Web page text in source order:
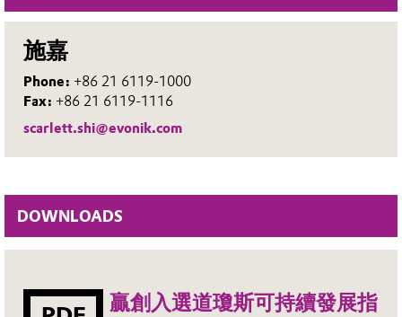
施嘉
Phone: +86 21 6119-1000
Fax: +86 21 6119-1116
scarlett.shi@evonik.com
DOWNLOADS
贏創入選道瓊斯可持續發展指